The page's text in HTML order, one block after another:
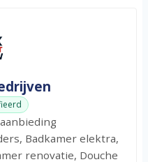
Badkamer elektra,
renovatie, Douche